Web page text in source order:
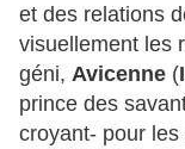
et des relations
visuellement les
géni, Avicenne (
prince des
croyant- pour